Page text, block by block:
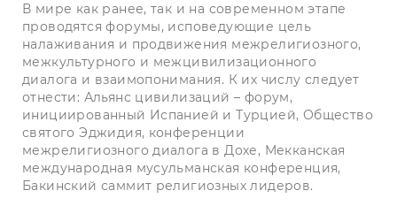
В мире как ранее, так и на современном этапе
проводятся форумы, исповедующие цель
налаживания и продвижения межрелигиозного,
межкультурного и межцивилизационного
диалога и взаимопонимания. К их числу следует
отнести: Альянс цивилизаций – форум,
инициированный Испанией и Турцией, Общество
святого Эджидия, конференции
межрелигиозного диалога в Дохе, Мекканская
международная мусульманская конференция,
Бакинский саммит религиозных лидеров.